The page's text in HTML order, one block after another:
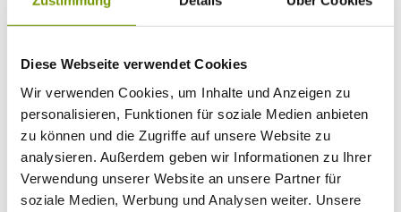
Diese Webseite verwendet Cookies
Wir verwenden Cookies, um Inhalte und Anzeigen zu
personalisieren, Funktionen für soziale Medien anbieten
zu können und die Zugriffe auf unsere Website zu
analysieren. Außerdem geben wir Informationen zu Ihrer
Verwendung unserer Website an unsere Partner für
soziale Medien, Werbung und Analysen weiter. Unsere
Bitte wählen Sie einen Ort
Anreise*
Erwachsene
Kinder
Alter Kind 1
Alter Kind 2
Alter Kind 3
Alter Kind 4
suchen
* Plichtfeld